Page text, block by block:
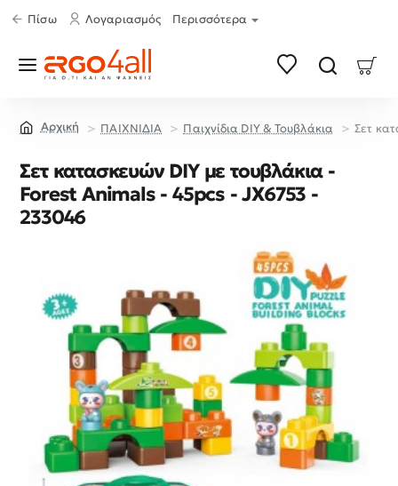
Πίσω Λογαριασμός Περισσότερα
ΠΑΙΧΝΙΔΙΑ Παιχνίδια DIY & Τουβλάκια Σετ
Σετ κατασκευών DIY με τουβλάκια -
Forest Animals - 45pcs - JX6753 -
233046